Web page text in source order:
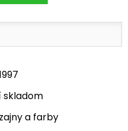
skladom
a farby